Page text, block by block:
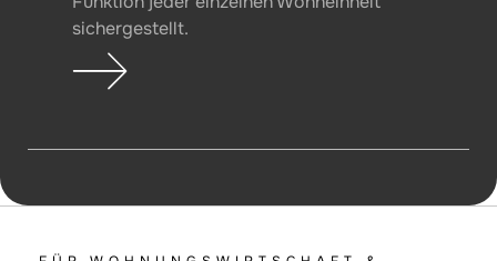
sichergestellt.